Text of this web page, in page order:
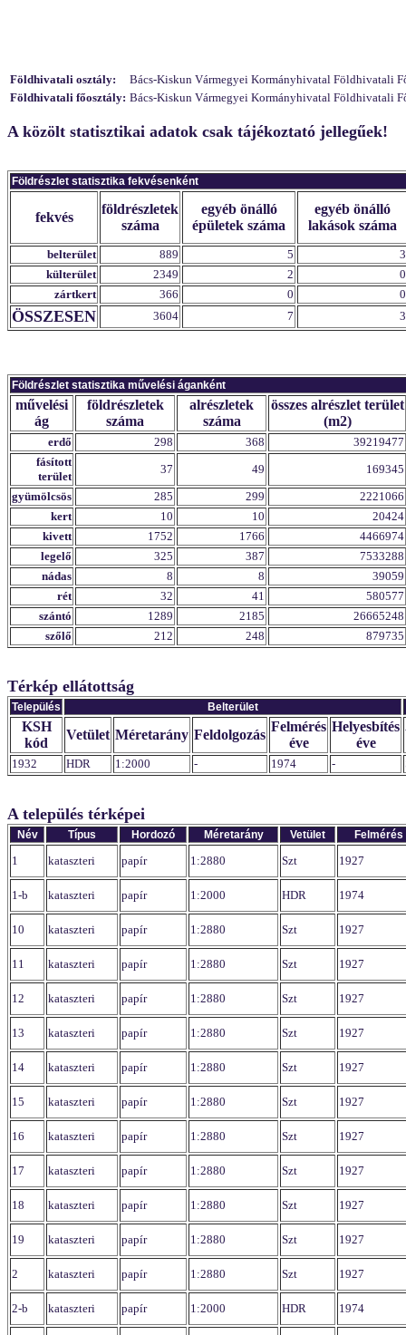
Földhivatali osztály:
Bács-Kiskun Vármegyei Kormányhivatal Földhivatali
Földhivatali főosztály: Bács-Kiskun Vármegyei Kormányhivatal Földhivatali
A közölt statisztikai adatok csak tájékoztató jellegűek!
Földrészlet statisztika fekvésenként
fekvés
földrészletek
száma
egyéb önálló
épületek száma
egyéb önálló
lakások száma
belterület 889 5
3
külterület
2349 2
0
zártkert
366 0 0
ÖSSZESEN 3604 7 3
Földrészlet statisztika művelési áganként
művelési
ág
földrészletek
száma
alrészletek
száma
összes alrészlet terület
(m2)
erdő 298 368
39219477
fásított
terület
37 49
169345
gyümölcsös
285 299
2221066
kert
10 10
20424
kivett
1752 1766
4466974
legelő
325 387
7533288
nádas
8 8
39059
rét
32 41
580577
szántó
1289 2185
26665248
szőlő
212 248 879735
Térkép ellátottság
Település Belterület
KSH
kód
Vetület Méretarány Feldolgozás
Felmérés
éve
Helyesbítés
éve
1932 HDR 1:2000 - 1974 -
A település térképei
Név Típus Hordozó Méretarány Vetület Felmérés
1 kataszteri papír 1:2880 Szt 1927
1-b kataszteri papír 1:2000 HDR 1974
10 kataszteri papír 1:2880 Szt 1927
11 kataszteri papír 1:2880 Szt 1927
12 kataszteri papír 1:2880 Szt 1927
13 kataszteri papír 1:2880 Szt 1927
14 kataszteri papír 1:2880 Szt 1927
15 kataszteri papír 1:2880 Szt 1927
16 kataszteri papír 1:2880 Szt 1927
17 kataszteri papír 1:2880 Szt 1927
18 kataszteri papír 1:2880 Szt 1927
19 kataszteri papír 1:2880 Szt 1927
2 kataszteri papír 1:2880 Szt 1927
2-b kataszteri papír 1:2000 HDR 1974